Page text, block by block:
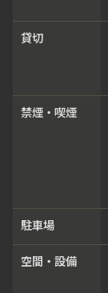
貸切
禁煙・喫煙
駐車場
空間・設備